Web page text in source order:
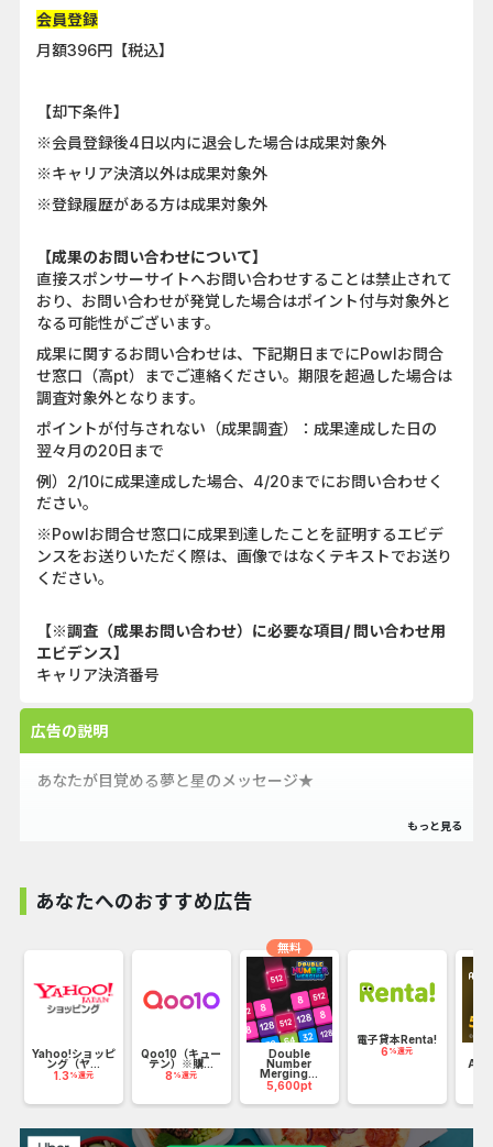
会員登録
月額396円【税込】
【却下条件】
※会員登録後4日以内に退会した場合は成果対象外
※キャリア決済以外は成果対象外
※登録履歴がある方は成果対象外
【成果のお問い合わせについて】
直接スポンサーサイトへお問い合わせすることは禁止されて
おり、お問い合わせが発覚した場合はポイント付与対象外と
なる可能性がございます。
成果に関するお問い合わせは、下記期日までにPowlお問合
せ窓口（高pt）までご連絡ください。期限を超過した場合は
調査対象外となります。
ポイントが付与されない（成果調査）：成果達成した日の
翌々月の20日まで
例）2/10に成果達成した場合、4/20までにお問い合わせく
ださい。
※Powlお問合せ窓口に成果到達したことを証明するエビデ
ンスをお送りいただく際は、画像ではなくテキストでお送り
ください。
【※調査（成果お問い合わせ）に必要な項目/ 問い合わせ用
エビデンス】
キャリア決済番号
広告の説明
あなたが目覚める夢と星のメッセージ★
あなたへのおすすめ広告
Yahoo!ショッピ
ング（ヤ...
1.3 %還元
Qoo10（キュー
テン）※購...
8 %還元
Double
Number
Merging...
5,600pt
無料
電子貸本Renta!
6 %還元